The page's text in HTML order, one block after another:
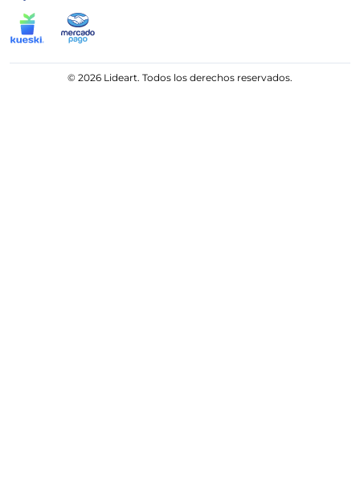
© 2026 Lideart. Todos los derechos reservados.